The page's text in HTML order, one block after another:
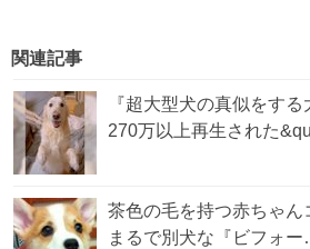
関連記事
『超大型犬の真似をする
270万以上再生された
茶色の毛を持つ赤ちゃ
まるで別犬な『ビフォ